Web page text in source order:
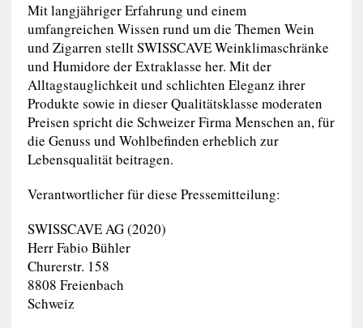
Mit langjähriger Erfahrung und einem
umfangreichen Wissen rund um die Themen Wein
und Zigarren stellt SWISSCAVE Weinklimaschränke
und Humidore der Extraklasse her. Mit der
Alltagstauglichkeit und schlichten Eleganz ihrer
Produkte sowie in dieser Qualitätsklasse moderaten
Preisen spricht die Schweizer Firma Menschen an, für
die Genuss und Wohlbefinden erheblich zur
Lebensqualität beitragen.
Verantwortlicher für diese Pressemitteilung:
SWISSCAVE AG (2020)
Herr Fabio Bühler
Churerstr. 158
8808 Freienbach
Schweiz